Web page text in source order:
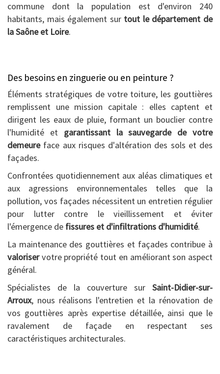
commune dont la population est d'environ 240
habitants, mais également sur tout le département de
la Saône et Loire.
Des besoins en zinguerie ou en peinture ?
Éléments stratégiques de votre toiture, les gouttières
remplissent une mission capitale : elles captent et
dirigent les eaux de pluie, formant un bouclier contre
l'humidité et garantissant la sauvegarde de votre
demeureface aux risques d'altération des sols et des
façades.
Confrontées quotidiennement aux aléas climatiques et
aux agressions environnementales telles que la
pollution, vos façades nécessitent un entretien régulier
pour lutter contre le vieillissement et éviter
l'émergence de fissures et d'infiltrations d'humidité.
La maintenance des gouttières et façades contribue à
valoriservotre propriété tout en améliorant son aspect
général.
Spécialistes de la couverture sur Saint-Didier-sur-
Arroux, nous réalisons l'entretien et la rénovation de
vos gouttières après expertise détaillée, ainsi que le
ravalement de façade en respectant ses
caractéristiques architecturales.